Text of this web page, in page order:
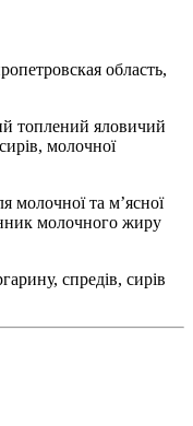
область,
топлений яловичий
молочної
молочної та м’ясної
молочного жиру
спредів, сирів